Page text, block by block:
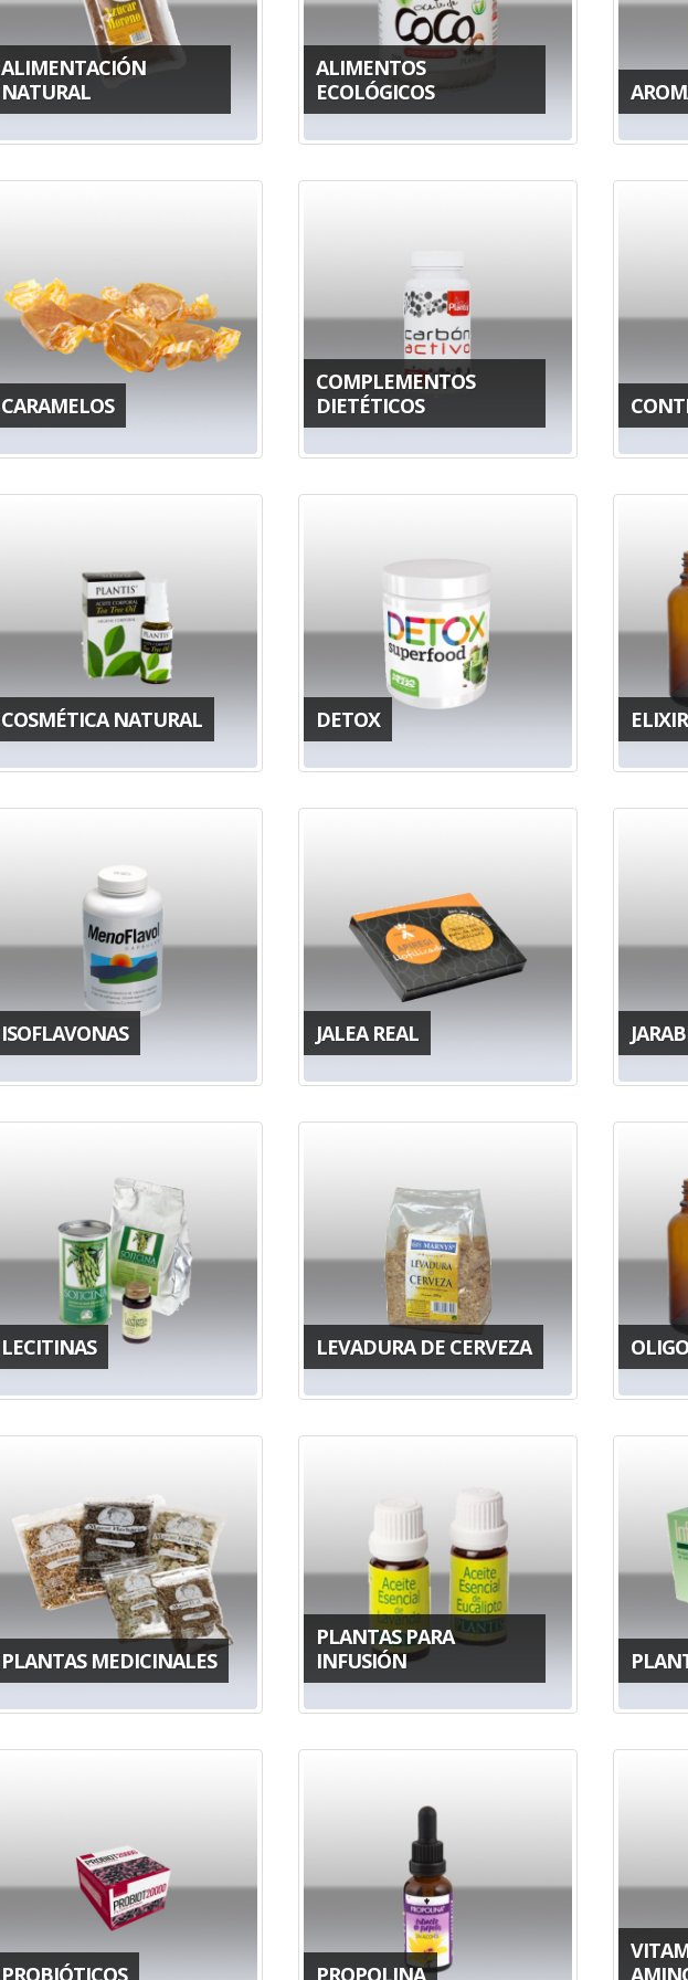
ALIMENTACIÓN
NATURAL
ALIMENTOS
ECOLÓGICOS
CARAMELOS
COMPLEMENTOS
DIETÉTICOS
COSMÉTICA NATURAL DETOX
ISOFLAVONAS JALEA REAL
LECITINAS LEVADURA DE CERVEZA
PLANTAS MEDICINALES
PLANTAS PARA
INFUSIÓN
PROBIÓTICOS PROPOLINA